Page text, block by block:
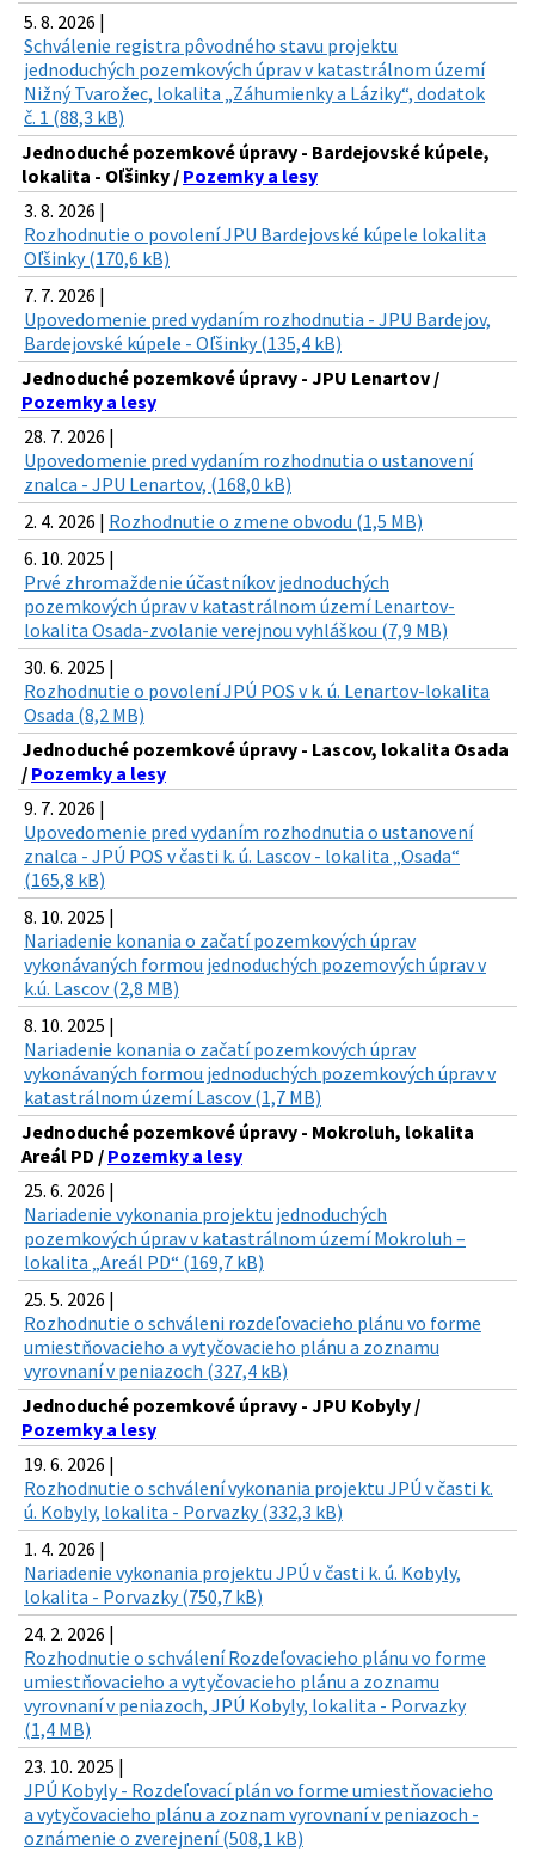
5. 8. 2026 |
Schválenie registra pôvodného stavu projektu
jednoduchých pozemkových úprav v katastrálnom území
Nižný Tvarožec, lokalita „Záhumienky a Láziky“, dodatok
č. 1 (88,3 kB)
Jednoduché pozemkové úpravy - Bardejovské kúpele,
lokalita - Oľšinky / Pozemky a lesy
3. 8. 2026 |
Rozhodnutie o povolení JPU Bardejovské kúpele lokalita
Oľšinky (170,6 kB)
7. 7. 2026 |
Upovedomenie pred vydaním rozhodnutia - JPU Bardejov,
Bardejovské kúpele - Oľšinky (135,4 kB)
Jednoduché pozemkové úpravy - JPU Lenartov /
Pozemky a lesy
28. 7. 2026 |
Upovedomenie pred vydaním rozhodnutia o ustanovení
znalca - JPU Lenartov, (168,0 kB)
2. 4. 2026 | Rozhodnutie o zmene obvodu (1,5 MB)
6. 10. 2025 |
Prvé zhromaždenie účastníkov jednoduchých
pozemkových úprav v katastrálnom území Lenartov-
lokalita Osada-zvolanie verejnou vyhláškou (7,9 MB)
30. 6. 2025 |
Rozhodnutie o povolení JPÚ POS v k. ú. Lenartov-lokalita
Osada (8,2 MB)
Jednoduché pozemkové úpravy - Lascov, lokalita Osada
/ Pozemky a lesy
9. 7. 2026 |
Upovedomenie pred vydaním rozhodnutia o ustanovení
znalca - JPÚ POS v časti k. ú. Lascov - lokalita „Osada“
(165,8 kB)
8. 10. 2025 |
Nariadenie konania o začatí pozemkových úprav
vykonávaných formou jednoduchých pozemových úprav v
k.ú. Lascov (2,8 MB)
8. 10. 2025 |
Nariadenie konania o začatí pozemkových úprav
vykonávaných formou jednoduchých pozemkových úprav v
katastrálnom území Lascov (1,7 MB)
Jednoduché pozemkové úpravy - Mokroluh, lokalita
Areál PD / Pozemky a lesy
25. 6. 2026 |
Nariadenie vykonania projektu jednoduchých
pozemkových úprav v katastrálnom území Mokroluh –
lokalita „Areál PD“ (169,7 kB)
25. 5. 2026 |
Rozhodnutie o schváleni rozdeľovacieho plánu vo forme
umiestňovacieho a vytyčovacieho plánu a zoznamu
vyrovnaní v peniazoch (327,4 kB)
Jednoduché pozemkové úpravy - JPU Kobyly /
Pozemky a lesy
19. 6. 2026 |
Rozhodnutie o schválení vykonania projektu JPÚ v časti k.
ú. Kobyly, lokalita - Porvazky (332,3 kB)
1. 4. 2026 |
Nariadenie vykonania projektu JPÚ v časti k. ú. Kobyly,
lokalita - Porvazky (750,7 kB)
24. 2. 2026 |
Rozhodnutie o schválení Rozdeľovacieho plánu vo forme
umiestňovacieho a vytyčovacieho plánu a zoznamu
vyrovnaní v peniazoch, JPÚ Kobyly, lokalita - Porvazky
(1,4 MB)
23. 10. 2025 |
JPÚ Kobyly - Rozdeľovací plán vo forme umiestňovacieho
a vytyčovacieho plánu a zoznam vyrovnaní v peniazoch -
oznámenie o zverejnení (508,1 kB)